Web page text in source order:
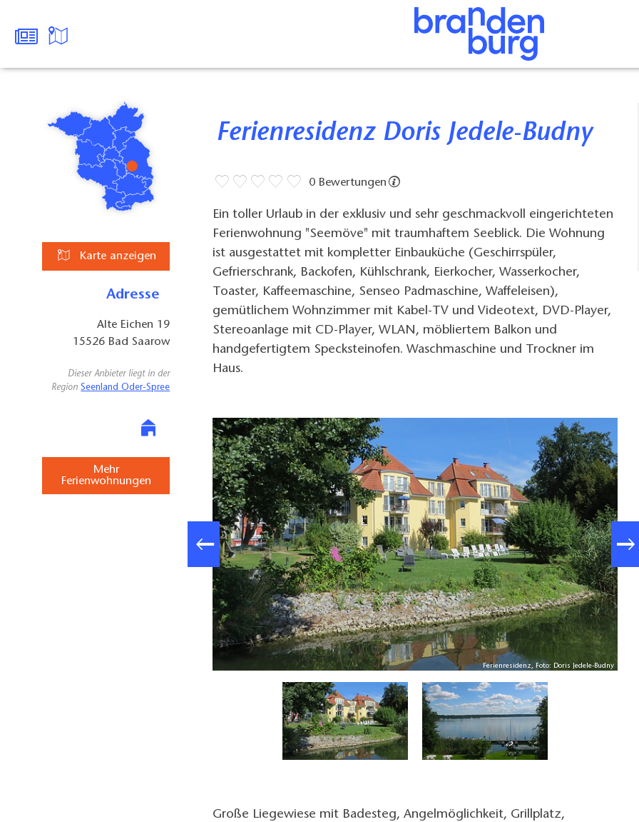
Karte anzeigen
Adresse
Alte Eichen 19
15526 Bad Saarow
Dieser Anbieter liegt in der
RegionSeenland Oder-Spree
Mehr
Ferienwohnungen
Ferienresidenz Doris Jedele-Budny
0 Bewertungen
Ein toller Urlaub in der exklusiv und sehr geschmackvoll eingerichteten
Ferienwohnung "Seemöve" mit traumhaftem Seeblick. Die Wohnung
ist ausgestattet mit kompletter Einbauküche (Geschirrspüler,
Gefrierschrank, Backofen, Kühlschrank, Eierkocher, Wasserkocher,
Toaster, Kaffeemaschine, Senseo Padmaschine, Waffeleisen),
gemütlichem Wohnzimmer mit Kabel-TV und Videotext, DVD-Player,
Stereoanlage mit CD-Player, WLAN, möbliertem Balkon und
handgefertigtem Specksteinofen. Waschmaschine und Trockner im
Haus.
Ferienresidenz, Foto: Doris Jedele-Budny
Große Liegewiese mit Badesteg, Angelmöglichkeit, Grillplatz,